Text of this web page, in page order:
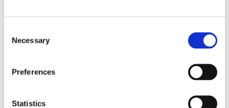
Selection
Necessary
Preferences
Statistics
Рульова рейка з ГПК VW
Рульова рейка з ГПК Hyundai